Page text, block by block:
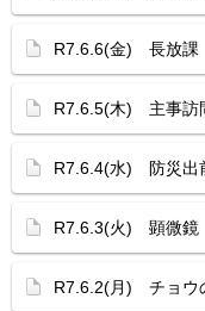
R7.6.6(金) 長放課
R7.6.5(木) 主事訪
R7.6.4(水) 防災出
R7.6.3(火) 顕微鏡
R7.6.2(月) チョウ